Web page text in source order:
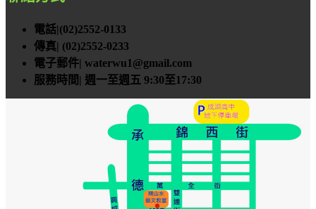
電話|(02)2552-0133
傳真| (02)2552-0233
電子郵件| waterwu1@gmail.com
服務時間| 週一至週五 9:30至17:30